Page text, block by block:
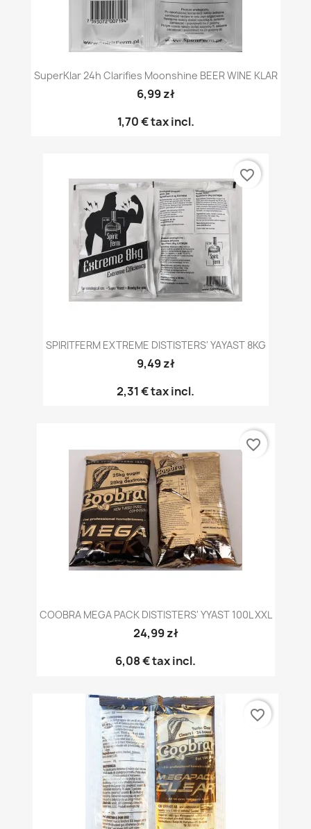
SuperKlar 24h Clarifies Moonshine BEER WINE KLAR
6,99 zł
1,70 €tax incl.
SPIRITFERM EXTREME DISTISTERS' YAYAST 8KG
9,49 zł
2,31 €tax incl.
favorite_border
COOBRA MEGA PACK DISTISTERS' YYAST 100L XXL
24,99 zł
6,08 €tax incl.
favorite_border
favorite_border